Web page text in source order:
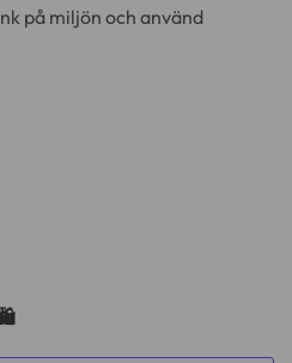
på miljön och använd
🛍️